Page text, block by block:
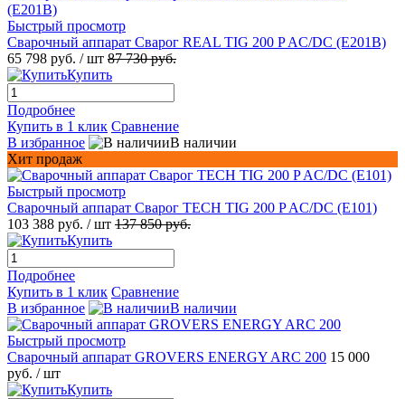
Быстрый просмотр
Сварочный аппарат Сварог REAL TIG 200 P AC/DC (E201B)
65 798 руб. / шт 87 730 руб.
Купить
Подробнее
Купить в 1 клик Сравнение
В избранное
В наличии
Хит продаж
Быстрый просмотр
Сварочный аппарат Сварог TECH TIG 200 P AC/DC (E101)
103 388 руб. / шт 137 850 руб.
Купить
Подробнее
Купить в 1 клик Сравнение
В избранное
В наличии
Быстрый просмотр
Сварочный аппарат GROVERS ENERGY ARC 200 15 000
руб. / шт
Купить